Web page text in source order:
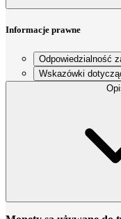
Informacje prawne
Odpowiedzialność
Wskazówki